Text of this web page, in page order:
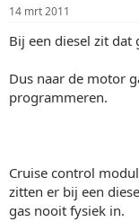
14 mrt 2011
Bij een diesel zit
Dus naar de motor
programmeren.
Cruise control
zitten er bij een
gas nooit fysiek in.